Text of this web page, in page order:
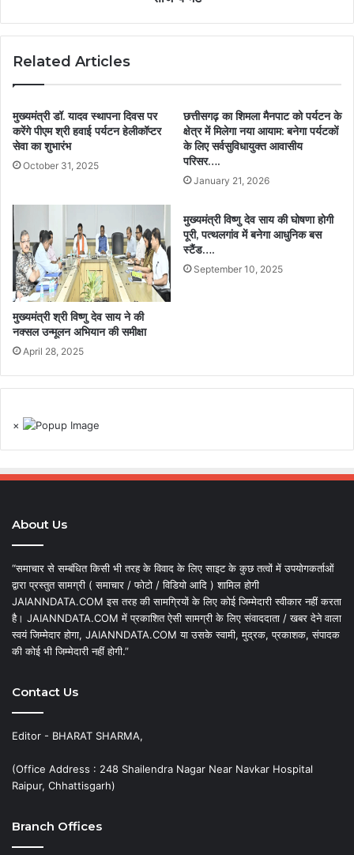
Related Articles
मुख्यमंत्री डॉ. यादव स्थापना दिवस पर
करेंगे पीएम श्री हवाई पर्यटन हेलीकॉप्टर
सेवा का शुभारंभ
October 31, 2025
छत्तीसगढ़ का शिमला मैनपाट को पर्यटन के
क्षेत्र में मिलेगा नया आयाम: बनेगा पर्यटकों
के लिए सर्वसुविधायुक्त आवासीय
परिसर….
January 21, 2026
मुख्यमंत्री श्री विष्णु देव साय ने की
नक्सल उन्मूलन अभियान की समीक्षा
April 28, 2025
मुख्यमंत्री विष्णु देव साय की घोषणा होगी
पूरी, पत्थलगांव में बनेगा आधुनिक बस
स्टैंड….
September 10, 2025
×
About Us
“समाचार से सम्बंधित किसी भी तरह के विवाद के लिए साइट के कुछ तत्वों में उपयोगकर्ताओं
द्वारा प्रस्तुत सामग्री ( समाचार / फोटो / विडियो आदि ) शामिल होगी
JAIANNDATA.COM इस तरह की सामग्रियों के लिए कोई जिम्मेदारी स्वीकार नहीं करता
है। JAIANNDATA.COM में प्रकाशित ऐसी सामग्री के लिए संवाददाता / खबर देने वाला
स्वयं जिम्मेदार होगा, JAIANNDATA.COM या उसके स्वामी, मुद्रक, प्रकाशक, संपादक
की कोई भी जिम्मेदारी नहीं होगी.”
Contact Us
Editor - BHARAT SHARMA,
(Office Address : 248 Shailendra Nagar Near Navkar Hospital
Raipur, Chhattisgarh)
Branch Offices